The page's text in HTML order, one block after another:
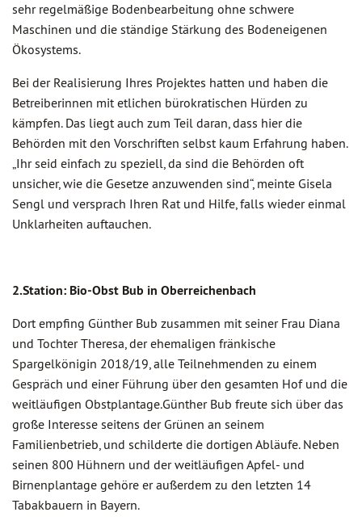
sehr regelmäßige Bodenbearbeitung ohne schwere
Maschinen und die ständige Stärkung des Bodeneigenen
Ökosystems.
Bei der Realisierung Ihres Projektes hatten und haben die
Betreiberinnen mit etlichen bürokratischen Hürden zu
kämpfen. Das liegt auch zum Teil daran, dass hier die
Behörden mit den Vorschriften selbst kaum Erfahrung haben.
„Ihr seid einfach zu speziell, da sind die Behörden oft
unsicher, wie die Gesetze anzuwenden sind“, meinte Gisela
Sengl und versprach Ihren Rat und Hilfe, falls wieder einmal
Unklarheiten auftauchen.
2.Station: Bio-Obst Bub in Oberreichenbach
Dort empfing Günther Bub zusammen mit seiner Frau Diana
und Tochter Theresa, der ehemaligen fränkische
Spargelkönigin 2018/19, alle Teilnehmenden zu einem
Gespräch und einer Führung über den gesamten Hof und die
weitläufigen Obstplantage.Günther Bub freute sich über das
große Interesse seitens der Grünen an seinem
Familienbetrieb, und schilderte die dortigen Abläufe. Neben
seinen 800 Hühnern und der weitläufigen Apfel- und
Birnenplantage gehöre er außerdem zu den letzten 14
Tabakbauern in Bayern.